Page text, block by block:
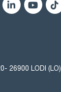
26900 LODI (LO)